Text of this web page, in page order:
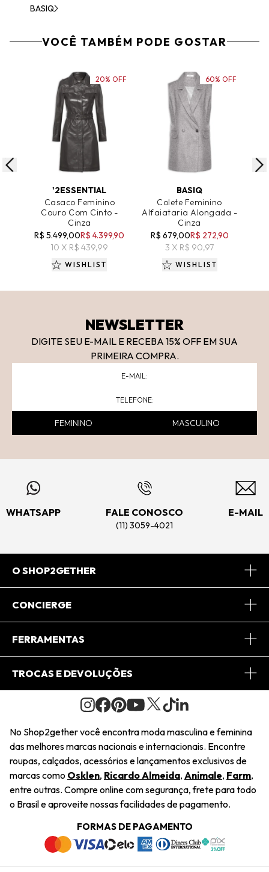
BASIQ
VOCÊ TAMBÉM PODE GOSTAR
ADICIONAR AO CARRINHO
'2ESSENTIAL
Casaco Feminino
Couro Com Cinto -
Cinza
R$ 5.499,00R$ 4.399,90
10 X R$ 439,99
20% OFF
WISHLIST
ADICIONAR AO CARRINHO
BASIQ
Colete Feminino
Alfaiataria Alongada -
Cinza
R$ 679,00R$ 272,90
3 X R$ 90,97
60% OFF
WISHLIST
NEWSLETTER
DIGITE SEU E-MAIL E RECEBA 15% OFF EM SUA
PRIMEIRA COMPRA.
FEMININO MASCULINO
WHATSAPP FALE CONOSCO
(11) 3059-4021
E-MAIL
O SHOP2GETHER
Sobre Nós
Journal
Saiu na Mídia
Sustentabilidade
Navegando
Termos e Condições
Trabalhe Conosco
CONCIERGE
Central de Relacionamento
Regulamento e Promoções
FERRAMENTAS
Minha Conta
Pedido de Presente
Wishlist
TROCAS E DEVOLUÇÕES
Condições Gerais
Troca Fácil
Restituição de Pagamento
Dúvidas Frequentes
Termos e Condições
Política de Privacidade
No Shop2gether você encontra moda masculina e feminina
das melhores marcas nacionais e internacionais. Encontre
roupas, calçados, acessórios e lançamentos exclusivos de
marcas como Osklen, Ricardo Almeida, Animale, Farm,
entre outras. Compre online com segurança, frete para todo
o Brasil e aproveite nossas facilidades de pagamento.
FORMAS DE PAGAMENTO